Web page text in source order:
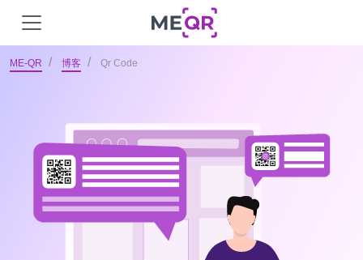
ME-QR 博客 Qr Code